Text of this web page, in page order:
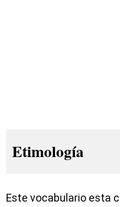
Etimología
Este vocabulario esta